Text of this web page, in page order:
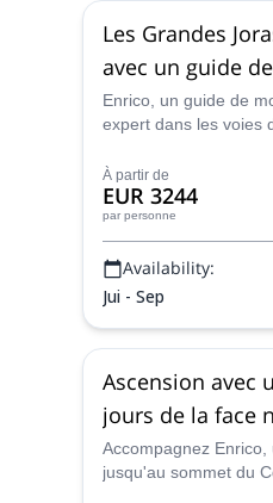
Les Grandes
avec un guide
Marcheur
Enrico, un guide de
expert dans les voies
Grandes Jorasses,
sommets des Alpes.
À partir de
EUR 3244
par personne
Availability:
Jui - Sep
Ascension avec
jours de la face
Accompagnez Enrico,
jusqu'au sommet du